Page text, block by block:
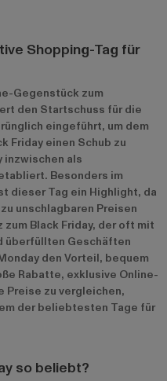
Shopping-Tag für
Gegenstück zum
den Startschuss für die
eingeführt, um dem
Friday einen Schub zu
inzwischen als
Besonders im
dieser Tag ein Highlight, da
unschlagbaren Preisen
Black Friday, der oft mit
überfüllten Geschäften
den Vorteil, bequem
Rabatte, exklusive Online-
Preise zu vergleichen,
der beliebtesten Tage für
so beliebt?